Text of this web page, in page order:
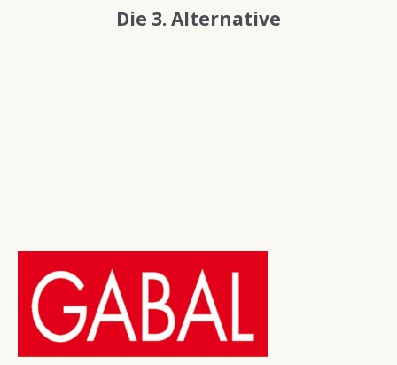
Die 3. Alternative